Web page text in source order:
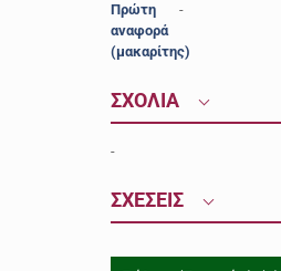
Πρώτη
αναφορά
(μακαρίτης)
-
ΣΧΟΛΙΑ
-
ΣΧΕΣΕΙΣ